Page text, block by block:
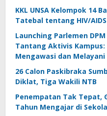
KKL UNSA Kelompok 14
Tatebal tentang HIV/
Launching Parlemen
Tantang Aktivis Kampus:
Mengawasi dan Melayani
26 Calon Paskibraka
Diklat, Tiga Wakili NTB
Penempatan Tak Tepat,
Tahun Mengajar di